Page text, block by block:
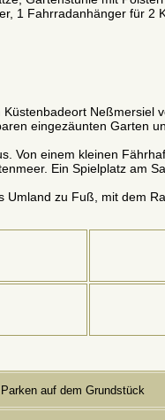
1 Fahrradanhänger für 2
Neßmersiel
eingezäunten Garten
Von einem kleinen
Ein Spielplatz am
Umland zu Fuß, mit dem
Parken auf dem Grundstück